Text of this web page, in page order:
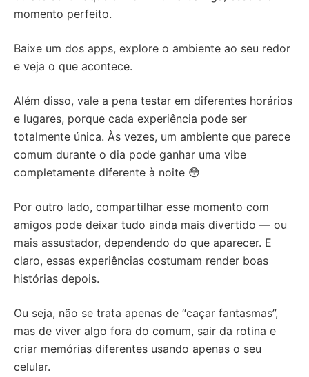
momento perfeito.
Baixe um dos apps, explore o ambiente ao seu redor
e veja o que acontece.
Além disso, vale a pena testar em diferentes horários
e lugares, porque cada experiência pode ser
totalmente única. Às vezes, um ambiente que parece
comum durante o dia pode ganhar uma vibe
completamente diferente à noite 😳
Por outro lado, compartilhar esse momento com
amigos pode deixar tudo ainda mais divertido — ou
mais assustador, dependendo do que aparecer. E
claro, essas experiências costumam render boas
histórias depois.
Ou seja, não se trata apenas de “caçar fantasmas”,
mas de viver algo fora do comum, sair da rotina e
criar memórias diferentes usando apenas o seu
celular.